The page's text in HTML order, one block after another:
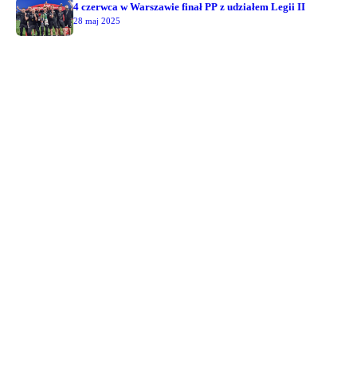
4 czerwca w Warszawie finał PP z udziałem Legii II
28 maj 2025